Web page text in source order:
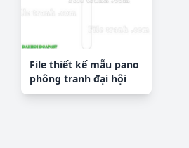
File thiết kế mẫu pano
phông tranh đại hội
đoàn 157